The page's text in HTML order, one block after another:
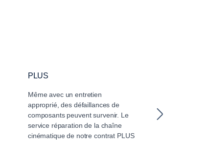
PLUS
Même avec un entretien
approprié, des défaillances de
composants peuvent survenir. Le
service réparation de la chaîne
cinématique de notre contrat PLUS
et les réglages